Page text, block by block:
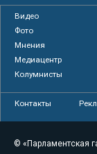
Видео
Фото
Мнения
Медиацентр
Колумнисты
Контакты
© «Парламентская